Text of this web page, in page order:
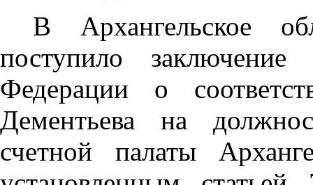
В Архангельское
поступило
Федерации о
Дементьева на
счетной палаты